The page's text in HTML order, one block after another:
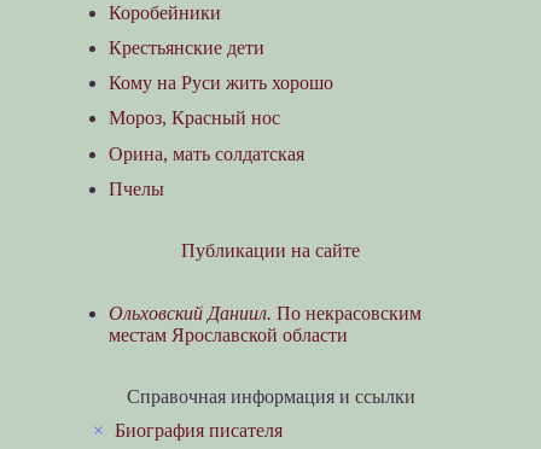
Коробейники
Крестьянские дети
Кому на Руси жить хорошо
Мороз, Красный нос
Орина, мать солдатская
Пчелы
Публикации на сайте
Ольховский Даниил. По некрасовским
местам Ярославской области
Справочная информация и ссылки
×Биография писателя